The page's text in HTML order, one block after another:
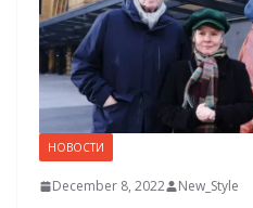
НОВОСТИ
December 8, 2022 New_Style